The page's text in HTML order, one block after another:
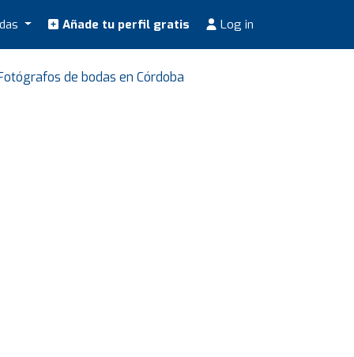
Añade tu perfil gratis Log in
de bodas en Córdoba